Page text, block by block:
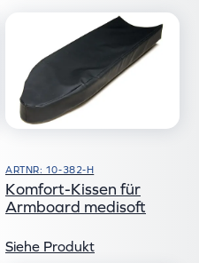
ARTNR: 10-382-H
Komfort-Kissen für
Armboard medisoft
Siehe Produkt